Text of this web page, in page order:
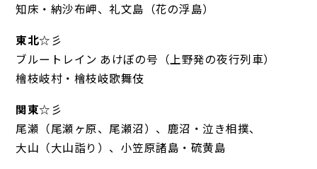
知床・納沙布岬、礼文島（花の浮島）
東北☆彡
ブルートレイン あけぼの号（上野発の夜行列車）
檜枝岐村・檜枝岐歌舞伎
関東☆彡
尾瀬（尾瀬ヶ原、尾瀬沼）、鹿沼・泣き相撲、
大山（大山詣り）、小笠原諸島・硫黄島